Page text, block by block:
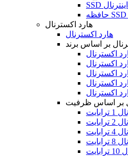
هارد اکسترنال
هارد اکسترنال
بر اساس برند
بر اساس ظرفیت